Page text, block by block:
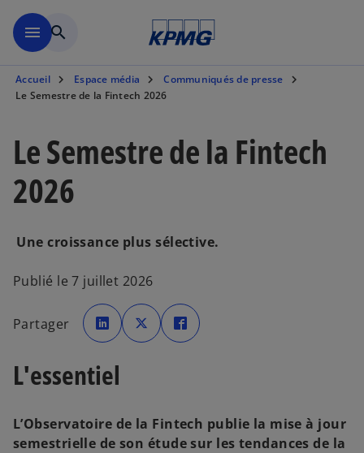
menu search
Accueil Espace média
Communiqués de presse
Le Semestre de la Fintech 2026
Le Semestre de la Fintech
2026
Une croissance plus sélective.
Publié le 7 juillet 2026
Partager ’
o
u
n
o
’
o
u
n
o
’
o
n
o
L'essentiel
L’Observatoire de la Fintech publie la mise à jour
semestrielle de son étude sur les tendances de la